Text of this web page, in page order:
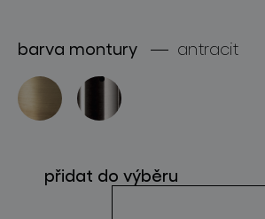
produkty
projekty
pro profesionály
barva montury antracit
přidat do výběru